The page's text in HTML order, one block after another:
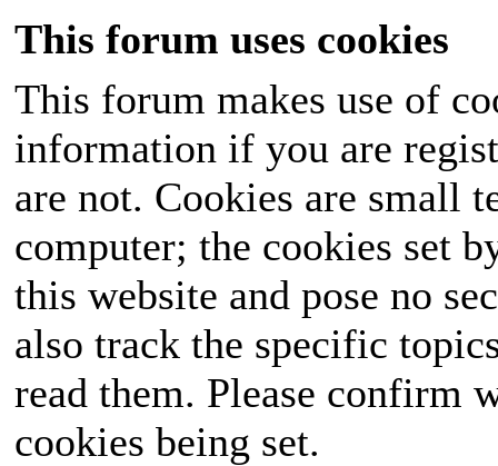
This forum uses cookies
This forum makes use of
information if you are
are not. Cookies are small
computer; the cookies set
this website and pose no
also track the specific
read them. Please confirm
cookies being set.